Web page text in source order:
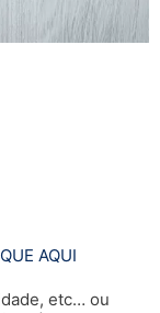
AQUI
etc… ou